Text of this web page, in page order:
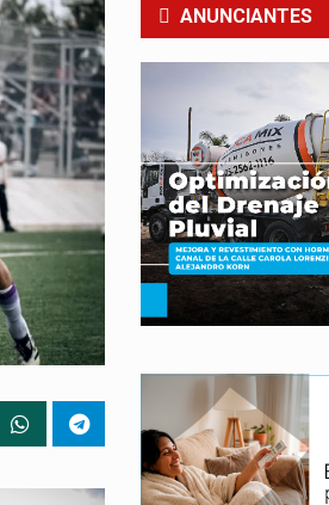
ANUNCIANTES